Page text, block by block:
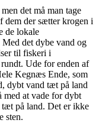
det må man tage
dem der sætter krogen i
de lokale
det dybe vand og
til fiskeri i
Ude for enden af
Kegnæs Ende, som
dybt vand tæt på land
med at vade for dybt
tæt på land. Det er ikke
sten.